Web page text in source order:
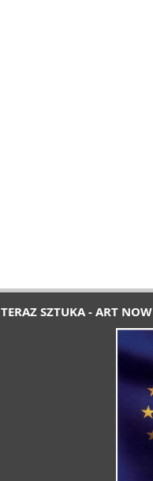
TERAZ SZTUKA - ART NOW